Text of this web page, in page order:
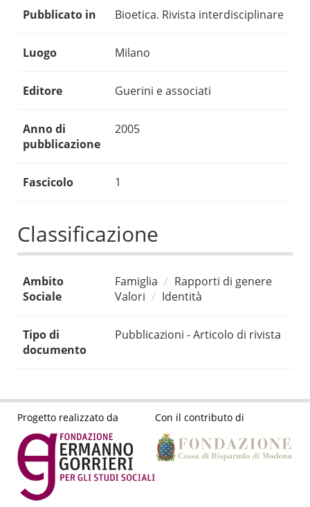
Pubblicato in Bioetica. Rivista interdisciplinare
Luogo Milano
Editore Guerini e associati
Anno di
pubblicazione
2005
Fascicolo 1
Classificazione
Ambito
Sociale
Famiglia
Rapporti di genere
Valori
Identità
Tipo di
documento
Pubblicazioni - Articolo di rivista
Progetto realizzato da Con il contributo di